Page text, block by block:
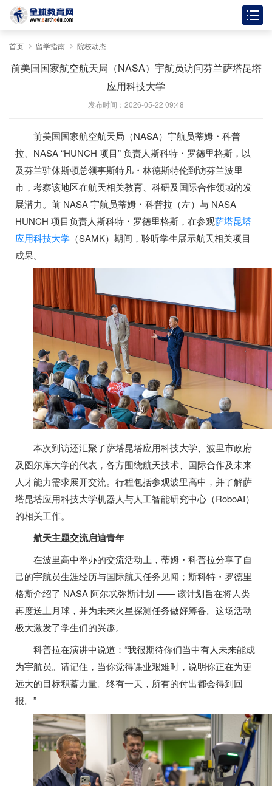
首页 留学指南 院校动态
前美国国家航空航天局（NASA）宇航员访问芬兰萨塔昆塔
应用科技大学
发布时间：2026-05-22 09:48
前美国国家航空航天局（NASA）宇航员蒂姆・科普
拉、NASA “HUNCH 项目” 负责人斯科特・罗德里格斯，以
及芬兰驻休斯顿总领事斯特凡・林德斯特伦到访芬兰波里
市，考察该地区在航天相关教育、科研及国际合作领域的发
展潜力。 前 NASA 宇航员蒂姆・科普拉（左）与 NASA
HUNCH 项目负责人斯科特・罗德里格斯，在参观萨塔昆塔
应用科技大学 （SAMK）期间，聆听学生展示航天相关项目
成果。
本次到访还汇聚了萨塔昆塔应用科技大学、波里市政府
及图尔库大学的代表，各方围绕航天技术、国际合作及未来
人才能力需求展开交流。行程包括参观波里高中，并了解萨
塔昆塔应用科技大学机器人与人工智能研究中心（RoboAI）
的相关工作。
航天主题交流启迪青年
在波里高中举办的交流活动上，蒂姆・科普拉分享了自
己的宇航员生涯经历与国际航天任务见闻；斯科特・罗德里
格斯介绍了 NASA 阿尔忒弥斯计划 —— 该计划旨在将人类
再度送上月球，并为未来火星探测任务做好筹备。这场活动
极大激发了学生们的兴趣。
科普拉在演讲中说道：“我很期待你们当中有人未来能成
为宇航员。请记住，当你觉得课业艰难时，说明你正在为更
远大的目标积蓄力量。终有一天，所有的付出都会得到回
报。”